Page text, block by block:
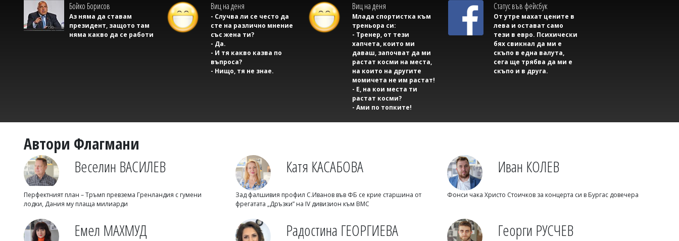
Михаил ДИМИТРОВ
Вера Кочовска: България започва да
се оправя през 2030 г.
Костадинов за нахлулия дрон: Какъв е
Бойко Борисов
Аз няма да ставам
президент, защото там
няма какво да се работи
Виц на деня
- Случва ли се често да
сте на различно мнение
със жена ти?
- Да.
- И тя какво казва по
въпроса?
- Нищо, тя не знае.
Виц на деня
Млада спортистка към
треньора си:
- Тренер, от тези
хапчета, които ми
даваш, започват да ми
растат косми на места,
на които на другите
момичета не им растат!
- Е, на кои места ти
растат косми?
- Ами по топките!
Статус във фейсбук
От утре махат цените в
лева и остават само
тези в евро. Психически
бях свикнал да ми е
скъпо в една валута,
сега ще трябва да ми е
скъпо и в друга.
Автори Флагмани
Веселин ВАСИЛЕВ
Перфектният план – Тръмп превзема Гренландия с гумени
лодки, Дания му плаща милиарди
Катя КАСАБОВА
Зад фалшивия профил С.Иванов във ФБ се крие старшина от
фрегатата „Дръзки” на IV дивизион към ВМС
Иван КОЛЕВ
Фонси чака Христо Стоичков за концерта си в Бургас довечера
Емел МАХМУД Радостина ГЕОРГИЕВА Георги РУСЧЕВ